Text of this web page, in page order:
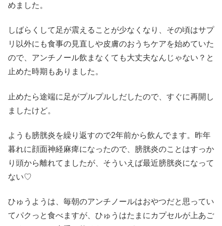
めました。
しばらくして足が震えることが少なくなり、その頃はサプ
リ以外にも食事の見直しや皮膚のおうちケアを始めていた
ので、アンチノール飲まなくても大丈夫なんじゃない？と
止めた時期もありました。
止めたら途端に足がプルプルしだしたので、すぐに再開し
ましたけど。
ようも膀胱炎を繰り返すので2年前から飲んでます。昨年
暮れに顔面神経麻痺になったので、膀胱炎のことはすっか
り頭から離れてましたが、そういえば最近膀胱炎になって
ない♡
ひゅうようは、毎朝のアンチノールはおやつだと思ってい
てパクっと食べますが、ひゅうはたまにカプセルが上あご